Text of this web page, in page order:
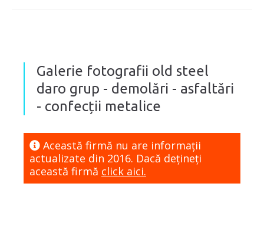
Galerie fotografii old steel
daro grup - demolări - asfaltări
- confecții metalice
Această firmă nu are informaţii
actualizate din 2016. Dacă dețineți
această firmă click aici.